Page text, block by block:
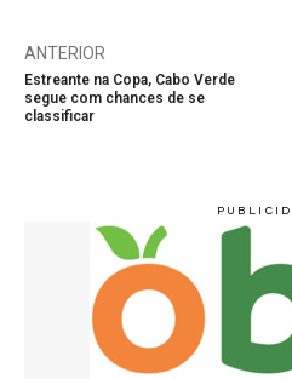
ANTERIOR
Estreante na Copa, Cabo Verde
segue com chances de se
classificar